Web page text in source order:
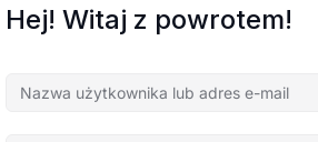
Hej! Witaj z powrotem!